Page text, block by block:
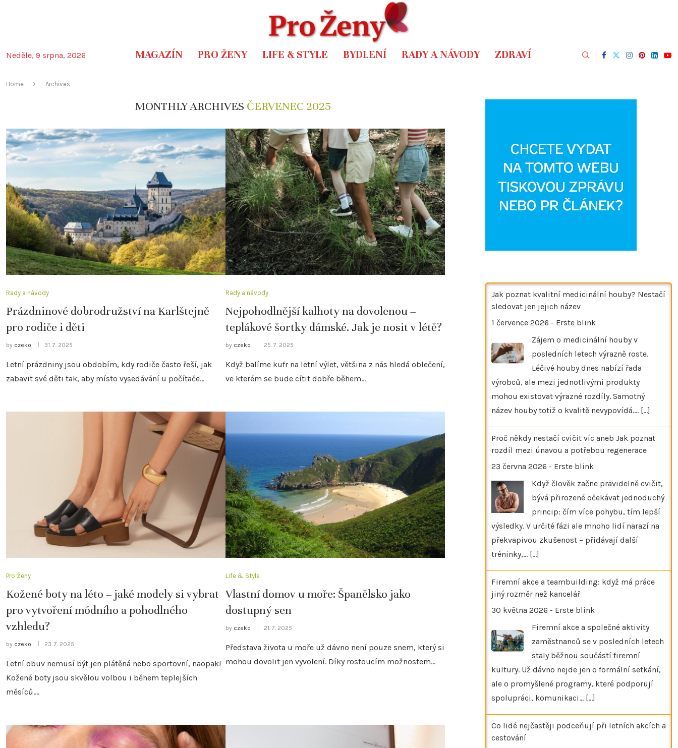
Neděle, 9 srpna, 2026 MAGAZÍN PRO ŽENY LIFE & STYLE BYDLENÍ RADY A NÁVODY ZDRAVÍ
Home Archives
MONTHLY ARCHIVES ČERVENEC 2025
Rady a návody
Prázdninové dobrodružství na Karlštejně
pro rodiče i děti
by czeko 31. 7. 2025
Letní prázdniny jsou obdobím, kdy rodiče často řeší, jak
zabavit své děti tak, aby místo vysedávání u počítače…
Rady a návody
Nejpohodlnější kalhoty na dovolenou –
teplákové šortky dámské. Jak je nosit v létě?
by czeko 25. 7. 2025
Když balíme kufr na letní výlet, většina z nás hledá oblečení,
ve kterém se bude cítit dobře během…
Pro Ženy
Kožené boty na léto – jaké modely si vybrat
pro vytvoření módního a pohodlného
vzhledu?
by czeko 23. 7. 2025
Letní obuv nemusí být jen plátěná nebo sportovní, naopak!
Kožené boty jsou skvělou volbou i během teplejších
měsíců.…
Life & Style
Vlastní domov u moře: Španělsko jako
dostupný sen
by czeko 21. 7. 2025
Představa života u moře už dávno není pouze snem, který si
mohou dovolit jen vyvolení. Díky rostoucím možnostem…
Jak poznat kvalitní medicinální houby? Nestačí
sledovat jen jejich název
1 července 2026 - Erste blink
Zájem o medicinální houby v
posledních letech výrazně roste.
Léčivé houby dnes nabízí řada
výrobců, ale mezi jednotlivými produkty
mohou existovat výrazné rozdíly. Samotný
název houby totiž o kvalitě nevypovídá.… [...]
Proč někdy nestačí cvičit víc aneb Jak poznat
rozdíl mezi únavou a potřebou regenerace
23 června 2026 - Erste blink
Když člověk začne pravidelně cvičit,
bývá přirozené očekávat jednoduchý
princip: čím více pohybu, tím lepší
výsledky. V určité fázi ale mnoho lidí narazí na
překvapivou zkušenost – přidávají další
tréninky,… [...]
Firemní akce a teambuilding: když má práce
jiný rozměr než kancelář
30 května 2026 - Erste blink
Firemní akce a společné aktivity
zaměstnanců se v posledních letech
staly běžnou součástí firemní
kultury. Už dávno nejde jen o formální setkání,
ale o promyšlené programy, které podporují
spolupráci, komunikaci… [...]
Co lidé nejčastěji podceňují při letních akcích a
cestování